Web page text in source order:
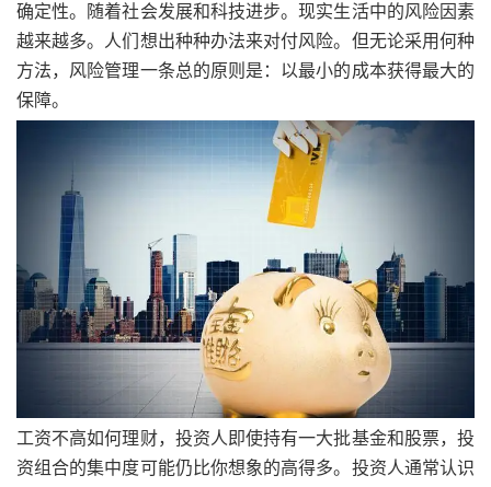
确定性。随着社会发展和科技进步。现实生活中的风险因素
越来越多。人们想出种种办法来对付风险。但无论采用何种
方法，风险管理一条总的原则是：以最小的成本获得最大的
保障。
工资不高如何理财， 投资人即使持有一大批基金和股票，投
资组合的集中度可能仍比你想象的高得多。投资人通常认识